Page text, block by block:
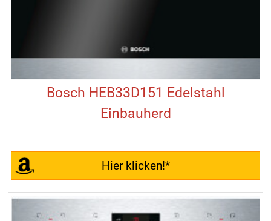
Bosch HEB33D151 Edelstahl
Einbauherd
Hier klicken!*